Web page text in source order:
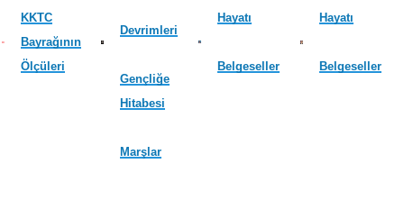
KKTC
Bayrağının
Ölçüleri
Devrimleri
Gençliğe
Hitabesi
Marşlar
Hayatı
Belgeseller
Hayatı
Belgeseller